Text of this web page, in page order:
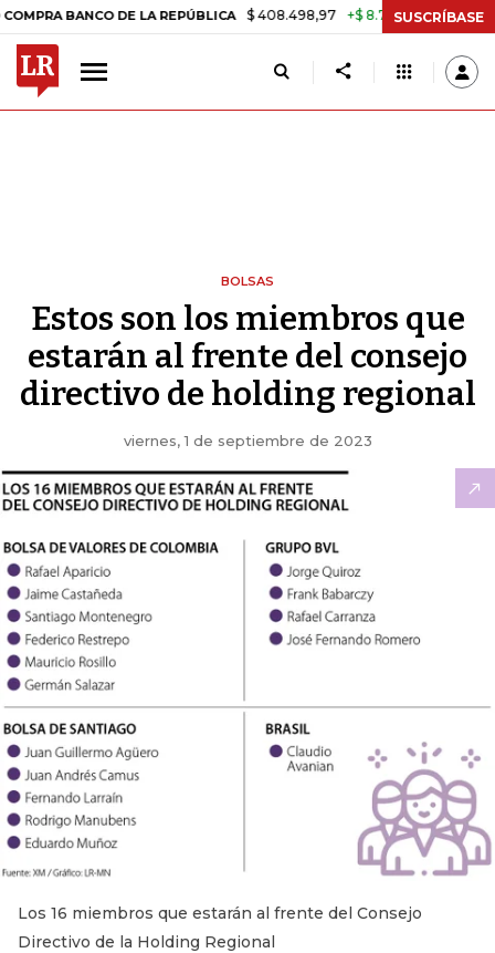
BANCO DE LA REPÚBLICA $ 408.498,97 +$ 8.753,81 +2,19% TASA
SUSCRÍBASE
BOLSAS
Estos son los miembros que
estarán al frente del consejo
directivo de holding regional
viernes, 1 de septiembre de 2023
Los 16 miembros que estarán al frente del Consejo
Directivo de la Holding Regional